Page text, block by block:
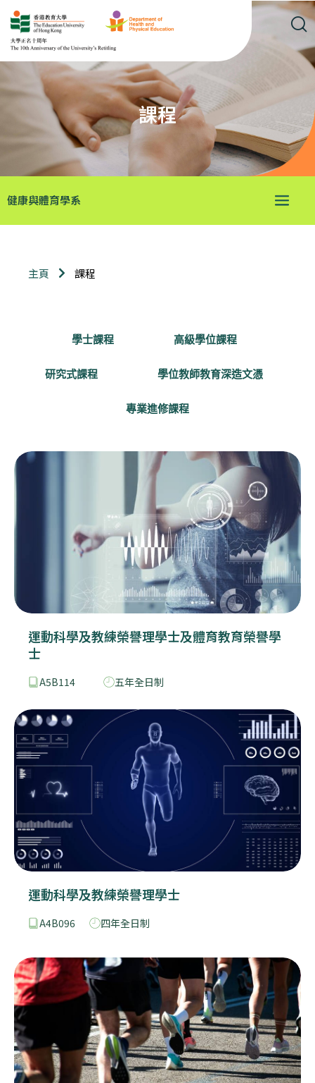
課程
健康與體育學系
主頁 課程
學士課程 高級學位課程
研究式課程 學位教師教育深造文憑
專業進修課程
運動科學及教練榮譽理學士及體育教育榮譽學
士
A5B114 五年全日制
運動科學及教練榮譽理學士
A4B096 四年全日制